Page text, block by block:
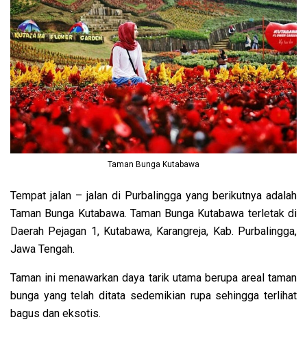
Taman Bunga Kutabawa
Tempat jalan – jalan di Purbalingga yang berikutnya adalah
Taman Bunga Kutabawa. Taman Bunga Kutabawa terletak di
Daerah Pejagan 1, Kutabawa, Karangreja, Kab. Purbalingga,
Jawa Tengah.
Taman ini menawarkan daya tarik utama berupa areal taman
bunga yang telah ditata sedemikian rupa sehingga terlihat
bagus dan eksotis.